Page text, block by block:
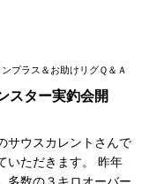
プラス＆お助けリグＱ＆Ａ
スター実釣会開
サウスカレントさんで
いただきます。 昨年
多数の３キロオーバー